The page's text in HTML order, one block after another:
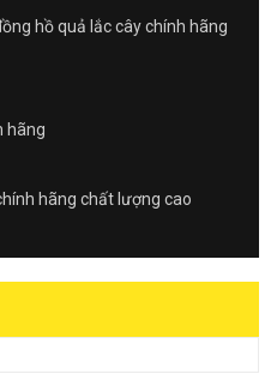
hồ quả lắc cây chính hãng
hãng
hãng chất lượng cao